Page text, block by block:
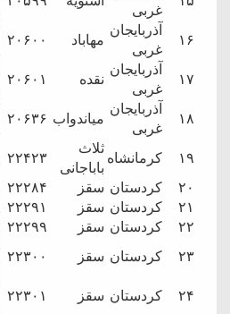
غربی
۱۶
آذربایجان
غربی
مهاباد ۲۰۶۰۰
۱۷
آذربایجان
غربی
نقده ۲۰۶۰۱
۱۸
آذربایجان
غربی
میاندواب ۲۰۶۳۶
۱۹
کرمانشاه
ثلاث
باباجانی
۲۲۴۲۳
۲۰
کردستان سقز ۲۲۲۸۴
۲۱
کردستان سقز ۲۲۲۹۱
۲۲
کردستان سقز ۲۲۲۹۹
۲۳
کردستان سقز ۲۲۳۰۰
۲۴
کردستان سقز ۲۲۳۰۱